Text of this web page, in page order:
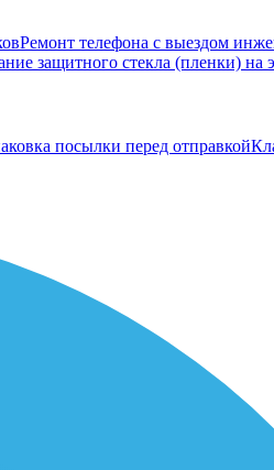
Ремонт телефона с выездом
защитного стекла (пленки) на
посылки перед отправкой